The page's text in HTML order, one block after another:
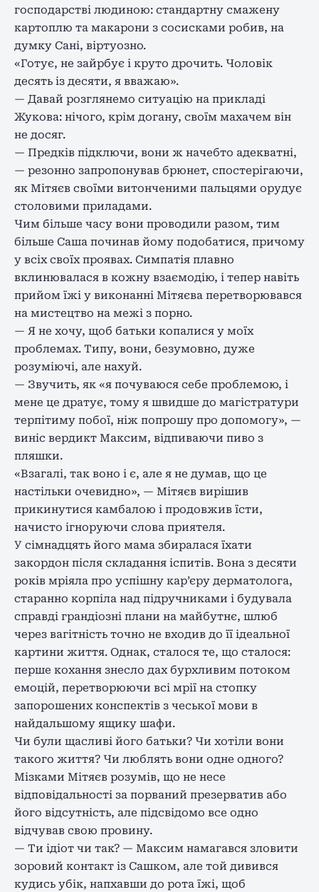
господарстві людиною: стандартну смажену
картоплю та макарони з сосисками робив, на
думку Сані, віртуозно.
«Готує, не зайрбує і круто дрочить. Чоловік
десять із десяти, я вважаю».
— Давай розглянемо ситуацію на прикладі
Жукова: нічого, крім догану, своїм махачем він
не досяг.
— Предків підключи, вони ж начебто адекватні,
— резонно запропонував брюнет, спостерігаючи,
як Мітяєв своїми витонченими пальцями орудує
столовими приладами.
Чим більше часу вони проводили разом, тим
більше Саша починав йому подобатися, причому
у всіх своїх проявах. Симпатія плавно
вклинювалася в кожну взаємодію, і тепер навіть
прийом їжі у виконанні Мітяєва перетворювався
на мистецтво на межі з порно.
— Я не хочу, щоб батьки копалися у моїх
проблемах. Типу, вони, безумовно, дуже
розуміючі, але нахуй.
— Звучить, як «я почуваюся себе проблемою, і
мене це дратує, тому я швидше до магістратури
терпітиму побої, ніж попрошу про допомогу», —
виніс вердикт Максим, відпиваючи пиво з
пляшки.
«Взагалі, так воно і є, але я не думав, що це
настільки очевидно», — Мітяєв вирішив
прикинутися камбалою і продовжив їсти,
начисто ігноруючи слова приятеля.
У сімнадцять його мама збиралася їхати
закордон після складання іспитів. Вона з десяти
років мріяла про успішну кар’єру дерматолога,
старанно корпіла над підручниками і будувала
справді грандіозні плани на майбутнє, шлюб
через вагітність точно не входив до її ідеальної
картини життя. Однак, сталося те, що сталося:
перше кохання знесло дах бурхливим потоком
емоцій, перетворюючи всі мрії на стопку
запорошених конспектів з чеської мови в
найдальшому ящику шафи.
Чи були щасливі його батьки? Чи хотіли вони
такого життя? Чи люблять вони одне одного?
Мізками Мітяєв розумів, що не несе
відповідальності за порваний презерватив або
його відсутність, але підсвідомо все одно
відчував свою провину.
— Ти ідіот чи так? — Максим намагався зловити
зоровий контакт із Сашком, але той дивився
кудись убік, напхавши до рота їжі, щоб